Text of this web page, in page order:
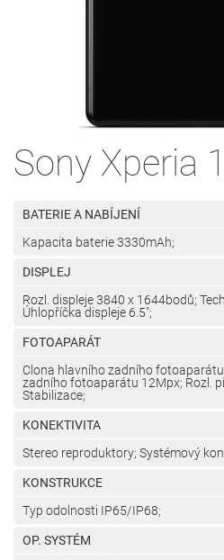
Sony Xperia 1
BATERIE A NABÍJENÍ
Kapacita baterie 3330mAh;
DISPLEJ
Rozl. displeje 3840 x 1644bodů;
Úhlopříčka displeje 6.5";
FOTOAPARÁT
Clona hlavního zadního
zadního fotoaparátu 12Mpx; Rozl.
Stabilizace;
KONEKTIVITA
Stereo reproduktory; Systémový
KONSTRUKCE
Typ odolnosti IP65/IP68;
OP. SYSTÉM